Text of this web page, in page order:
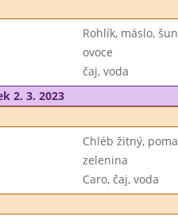
Rohlík, máslo,
ovoce
čaj, voda
2. 3. 2023
Chléb žitný,
zelenina
Caro, čaj, voda